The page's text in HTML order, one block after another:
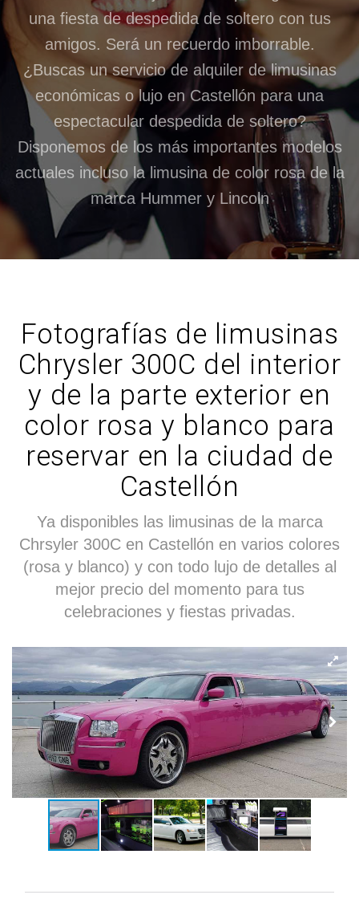
una fiesta de despedida de soltero con tus
amigos. Será un recuerdo imborrable.
¿Buscas un servicio de alquiler de limusinas
económicas o lujo en Castellón para una
espectacular despedida de soltero?
Disponemos de los más importantes modelos
actuales incluso la limusina de color rosa de la
marca Hummer y Lincoln
Fotografías de limusinas
Chrysler 300C del interior
y de la parte exterior en
color rosa y blanco para
reservar en la ciudad de
Castellón
Ya disponibles las limusinas de la marca
Chrsyler 300C en Castellón en varios colores
(rosa y blanco) y con todo lujo de detalles al
mejor precio del momento para tus
celebraciones y fiestas privadas.